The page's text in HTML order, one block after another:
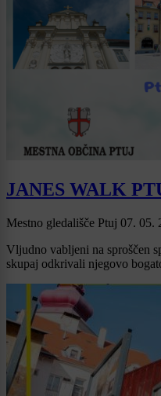
JANES WALK
Mestno gledališče Ptuj 07. 05.
Vljudno vabljeni na sproščen
skupaj odkrivali njegovo